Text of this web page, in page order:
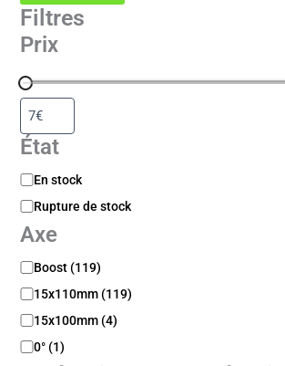
Filtres
Prix
État
D
s
p
n
i
b
i
l
En stock
Rupture de stock
Axe
A
e
Boost (119)
15x110mm (119)
15x100mm (4)
0° (1)